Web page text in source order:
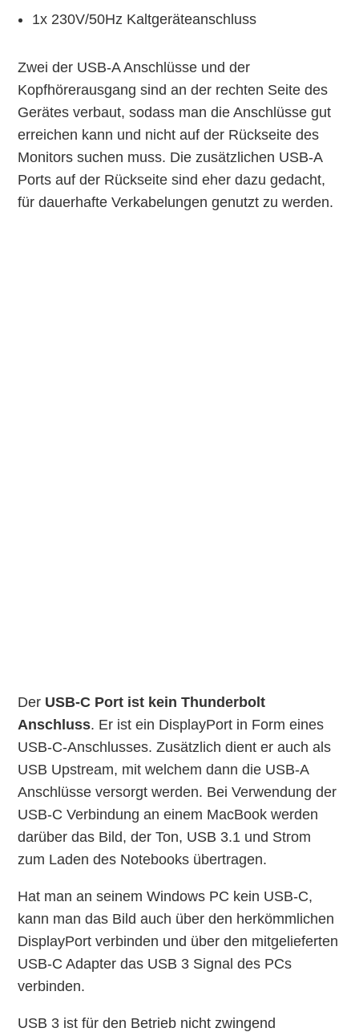
1x 230V/50Hz Kaltgeräteanschluss
Zwei der USB-A Anschlüsse und der
Kopfhörerausgang sind an der rechten Seite des
Gerätes verbaut, sodass man die Anschlüsse gut
erreichen kann und nicht auf der Rückseite des
Monitors suchen muss. Die zusätzlichen USB-A
Ports auf der Rückseite sind eher dazu gedacht,
für dauerhafte Verkabelungen genutzt zu werden.
Der USB-C Port ist kein Thunderbolt
Anschluss. Er ist ein DisplayPort in Form eines
USB-C-Anschlusses. Zusätzlich dient er auch als
USB Upstream, mit welchem dann die USB-A
Anschlüsse versorgt werden. Bei Verwendung der
USB-C Verbindung an einem MacBook werden
darüber das Bild, der Ton, USB 3.1 und Strom
zum Laden des Notebooks übertragen.
Hat man an seinem Windows PC kein USB-C,
kann man das Bild auch über den herkömmlichen
DisplayPort verbinden und über den mitgelieferten
USB-C Adapter das USB 3 Signal des PCs
verbinden.
USB 3 ist für den Betrieb nicht zwingend